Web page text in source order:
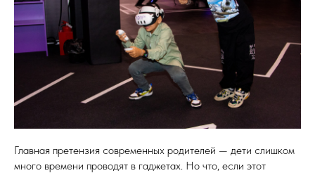
Главная претензия современных родителей — дети слишком
много времени проводят в гаджетах. Но что, если этот